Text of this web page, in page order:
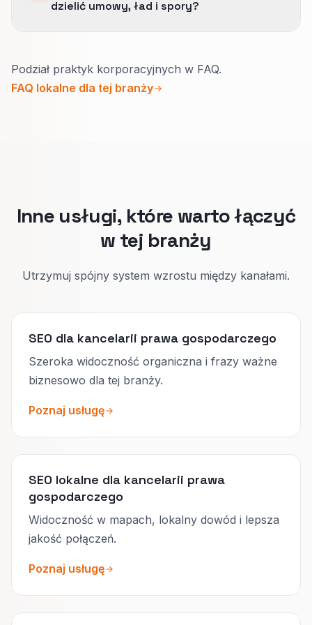
widział jedną handlowo wiarygodną historię.
dzielić umowy, ład i spory?
Klient inaczej waży ryzyko, tempo i
doświadczenie branżowe przy każdej
Podział praktyk korporacyjnych w FAQ.
FAQ lokalne dla tej branży
Inne usługi, które warto łączyć
w tej branży
Utrzymuj spójny system wzrostu między kanałami.
SEO dla kancelarii prawa gospodarczego
Szeroka widoczność organiczna i frazy ważne
biznesowo dla tej branży.
Poznaj usługę
SEO lokalne dla kancelarii prawa
gospodarczego
Widoczność w mapach, lokalny dowód i lepsza
jakość połączeń.
Poznaj usługę